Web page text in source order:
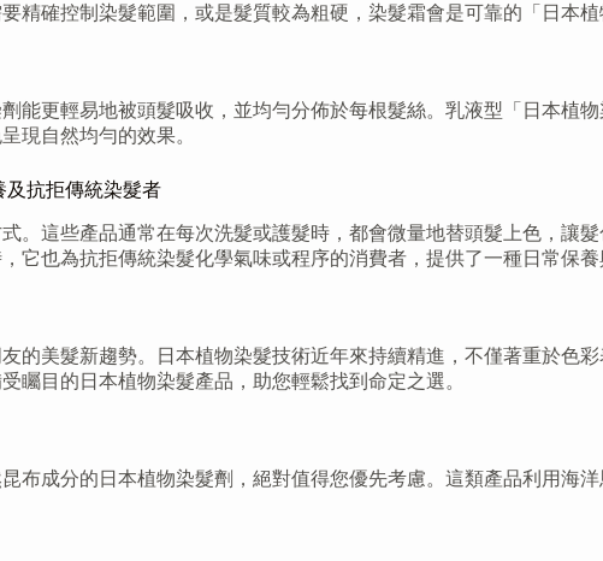
確控制染髮範圍，或是髮質較為粗硬，染髮霜會是可靠的「日本植
能更輕易地被頭髮吸收，並均勻分佈於每根髮絲。乳液型「日本植
現自然均勻的效果。
及抗拒傳統染髮者
。這些產品通常在每次洗髮或護髮時，都會微量地替頭髮上色，讓
也為抗拒傳統染髮化學氣味或程序的消費者，提供了一種日常保養
的美髮新趨勢。日本植物染髮技術近年來持續精進，不僅著重於色
矚目的日本植物染髮產品，助您輕鬆找到命定之選。
成分的日本植物染髮劑，絕對值得您優先考慮。這類產品利用海